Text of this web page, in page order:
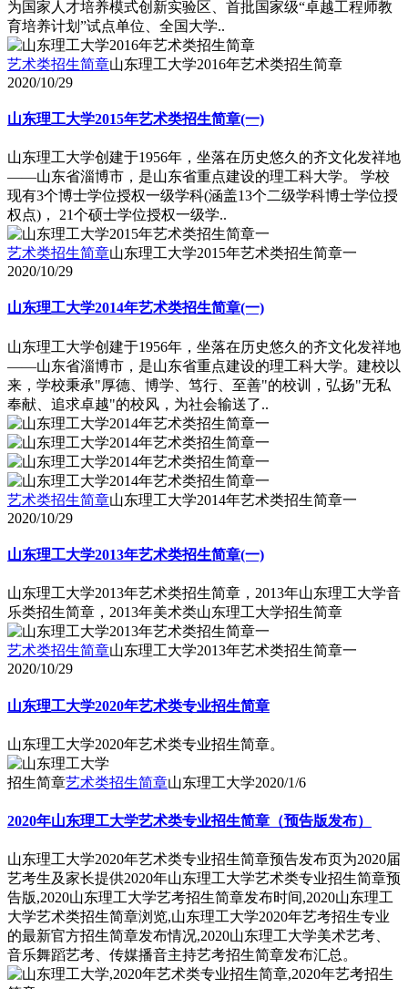
为国家人才培养模式创新实验区、首批国家级“卓越工程师教
育培养计划”试点单位、全国大学..
艺术类招生简章山东理工大学2016年艺术类招生简章
2020/10/29
山东理工大学2015年艺术类招生简章(一)
山东理工大学创建于1956年，坐落在历史悠久的齐文化发祥地
――山东省淄博市，是山东省重点建设的理工科大学。 学校
现有3个博士学位授权一级学科(涵盖13个二级学科博士学位授
权点)， 21个硕士学位授权一级学..
艺术类招生简章山东理工大学2015年艺术类招生简章一
2020/10/29
山东理工大学2014年艺术类招生简章(一)
山东理工大学创建于1956年，坐落在历史悠久的齐文化发祥地
――山东省淄博市，是山东省重点建设的理工科大学。建校以
来，学校秉承"厚德、博学、笃行、至善"的校训，弘扬"无私
奉献、追求卓越"的校风，为社会输送了..
艺术类招生简章山东理工大学2014年艺术类招生简章一
2020/10/29
山东理工大学2013年艺术类招生简章(一)
山东理工大学2013年艺术类招生简章，2013年山东理工大学音
乐类招生简章，2013年美术类山东理工大学招生简章
艺术类招生简章山东理工大学2013年艺术类招生简章一
2020/10/29
山东理工大学2020年艺术类专业招生简章
山东理工大学2020年艺术类专业招生简章。
招生简章艺术类招生简章山东理工大学2020/1/6
2020年山东理工大学艺术类专业招生简章（预告版发布）
山东理工大学2020年艺术类专业招生简章预告发布页为2020届
艺考生及家长提供2020年山东理工大学艺术类专业招生简章预
告版,2020山东理工大学艺考招生简章发布时间,2020山东理工
大学艺术类招生简章浏览,山东理工大学2020年艺考招生专业
的最新官方招生简章发布情况,2020山东理工大学美术艺考、
音乐舞蹈艺考、传媒播音主持艺考招生简章发布汇总。